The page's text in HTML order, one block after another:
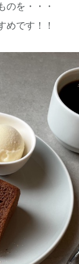
のを・・・
めです！！